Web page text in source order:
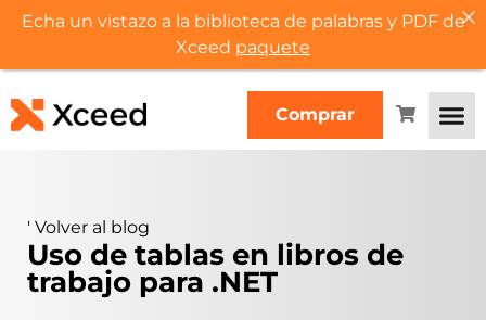
Comprar
' Volver al blog
Uso de tablas en libros de
trabajo para .NET
Echa un vistazo a la biblioteca de palabras y PDF de
Xceed paquete